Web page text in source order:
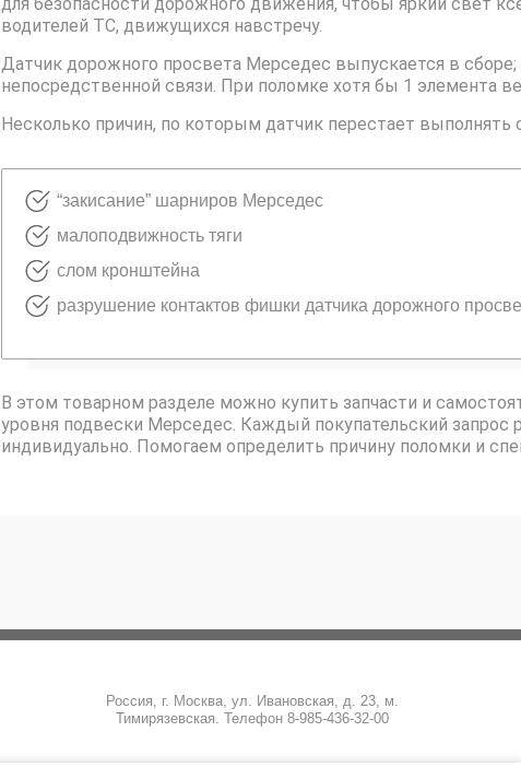
водителей ТС, движущихся навстречу.
Датчик дорожного просвета Мерседес выпускается в сборе;
непосредственной связи. При поломке хотя бы 1 элемента
Несколько причин, по которым датчик перестает
“закисание” шарниров Мерседес
малоподвижность тяги
слом кронштейна
разрушение контактов фишки датчика дорожного
В этом товарном разделе можно купить запчасти и
уровня подвески Мерседес. Каждый покупательский запрос
индивидуально. Помогаем определить причину поломки и
Россия, г. Москва, ул. Ивановская, д. 23, м.
Тимирязевская. Телефон 8-985-436-32-00